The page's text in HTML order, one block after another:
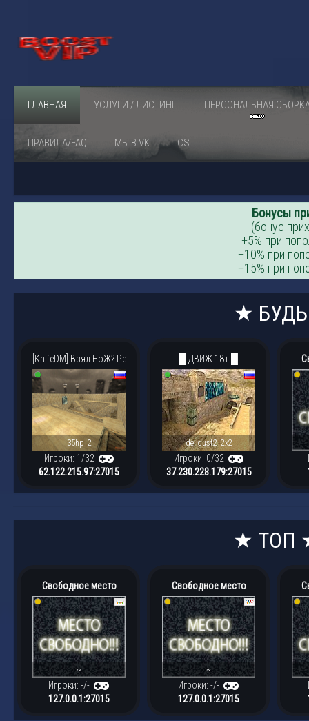
ГЛАВНАЯ УСЛУГИ / ЛИСТИНГ ПЕРСОНАЛЬНАЯ
ПРАВИЛА/FAQ МЫ В VK CS
Бонусы
(бонус
+5% при
+10% при
+15% при
★
[KnifeDM] Взял НоЖ? РеЖЪ!
35hp_2
Игроки: 1/32
62.122.215.97:27015
█ ДВИЖ 18+ █
de_dust2_2x2
Игроки: 0/32
37.230.228.179:27015
★ ТОП
Свободное место
~
Игроки: -/-
127.0.0.1:27015
Свободное место
~
Игроки: -/-
127.0.0.1:27015